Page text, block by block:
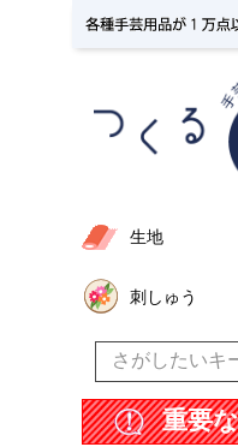
生地
刺しゅう
重要